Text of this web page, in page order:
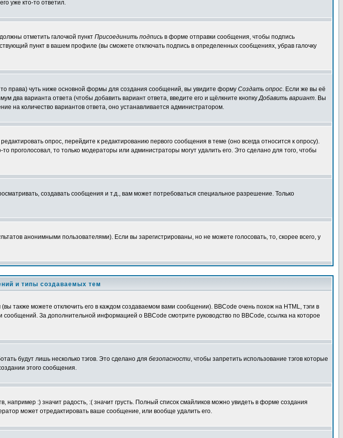
уже кто-то ответил.
отметить галочкой пункт Присоединить подпись в форме отправки сообщения, чтобы подпись
пункт в вашем профиле (вы сможете отключать подпись в определенных сообщениях, убрав галочку
то права) чуть ниже основной формы для создания сообщений, вы увидите форму Создать опрос. Если же вы её
два варианта ответа (чтобы добавить вариант ответа, введите его и щёлкните кнопкуДобавить вариант. Вы
на количество вариантов ответа, оно устанавливается администратором.
опрос, перейдите к редактированию первого сообщения в теме (оно всегда относится к опросу).
проголосовал, то только модераторы или администраторы могут удалить его. Это сделано для того, чтобы
создавать сообщения и т.д., вам может потребоваться специальное разрешение. Только
анонимными пользователями). Если вы зарегистрированы, но не можете голосовать, то, скорее всего, у
и типы создаваемых тем
также можете отключить его в каждом создаваемом вами сообщении). BBCode очень похож на HTML, тэги в
За дополнительной информацией о BBCode смотрите руководство по BBCode, ссылка на которое
будут лишь несколько тэгов. Это сделано для безопасности, чтобы запретить использование тэгов которые
этого сообщения.
:) значит радость, :( значит грусть. Полный список смайликов можно увидеть в форме создания
может отредактировать ваше сообщение, или вообще удалить его.